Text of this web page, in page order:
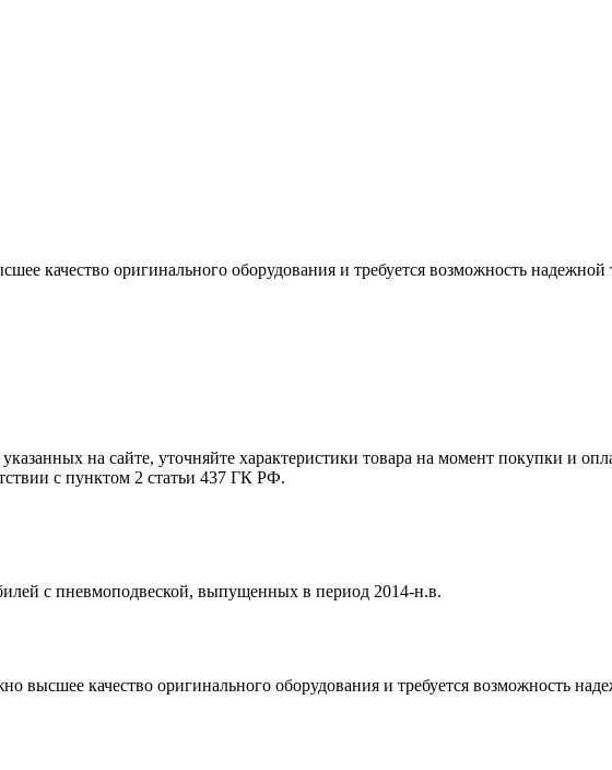
качество оригинального оборудования и требуется возможность
на сайте, уточняйте характеристики товара на момент покупки и
с пунктом 2 статьи 437 ГК РФ.
с пневмоподвеской, выпущенных в период 2014-н.в.
высшее качество оригинального оборудования и требуется возможность